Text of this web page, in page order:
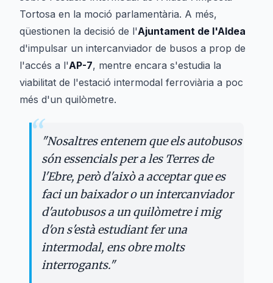
Tortosa en la moció parlamentària. A més,
qüestionen la decisió de l'Ajuntament de l'Aldea
d'impulsar un intercanviador de busos a prop de
l'accés a l'AP-7, mentre encara s'estudia la
viabilitat de l'estació intermodal ferroviària a poc
més d'un quilòmetre.
“"Nosaltres entenem que els autobusos
són essencials per a les Terres de
l'Ebre, però d'això a acceptar que es
faci un baixador o un intercanviador
d'autobusos a un quilòmetre i mig
d'on s'està estudiant fer una
intermodal, ens obre molts
interrogants."